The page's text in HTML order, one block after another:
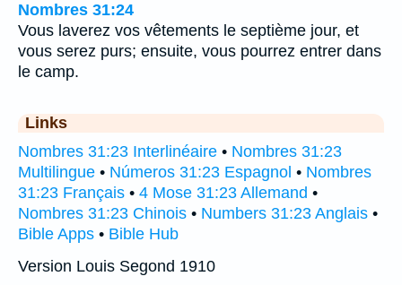
Nombres 31:24
Vous laverez vos vêtements le septième jour, et
vous serez purs; ensuite, vous pourrez entrer dans
le camp.
Links
Nombres 31:23 Interlinéaire • Nombres 31:23
Multilingue • Números 31:23 Espagnol • Nombres
31:23 Français • 4 Mose 31:23 Allemand •
Nombres 31:23 Chinois • Numbers 31:23 Anglais •
Bible Apps • Bible Hub
Version Louis Segond 1910